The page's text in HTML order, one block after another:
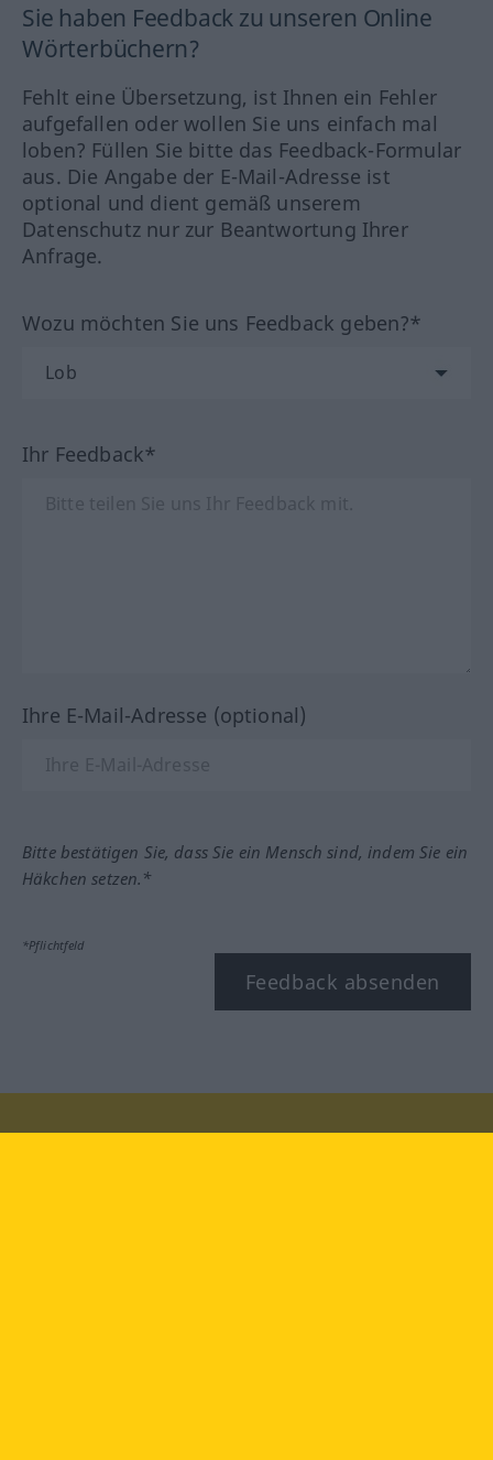
Sie haben Feedback zu unseren Online
Wörterbüchern?
Fehlt eine Übersetzung, ist Ihnen ein Fehler
aufgefallen oder wollen Sie uns einfach mal
loben? Füllen Sie bitte das Feedback-Formular
aus. Die Angabe der E-Mail-Adresse ist
optional und dient gemäß unserem
Datenschutz nur zur Beantwortung Ihrer
Anfrage.
Wozu möchten Sie uns Feedback geben?*
Ihr Feedback*
Ihre E-Mail-Adresse (optional)
Bitte bestätigen Sie, dass Sie ein Mensch sind, indem Sie ein
Häkchen setzen.*
*Pflichtfeld
Feedback absenden